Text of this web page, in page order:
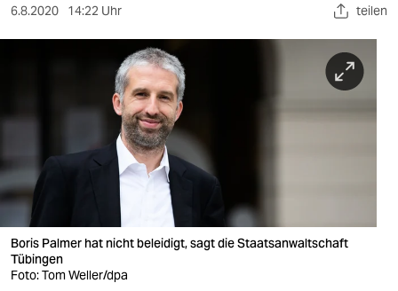
wahrheit
verlag
verlag
6.8.2020 14:22 Uhr teilen
Boris Palmer hat nicht beleidigt, sagt die Staatsanwaltschaft
Tübingen
Foto: Tom Weller/dpa